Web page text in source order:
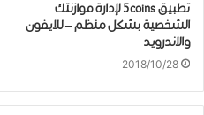
تطبيق 5coins لإدارة موازنتك
الشخصية بشكل منظم – للايفون
والاندرويد
2018/10/28